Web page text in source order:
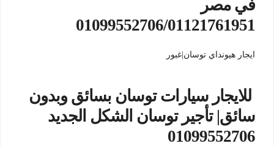
في مصر
01099552706/01121761951
ايجار هيونداي توسان|غبور
للايجار سيارات توسان بسائق وبدون
سائق| تأجير توسان الشكل الجديد
01099552706